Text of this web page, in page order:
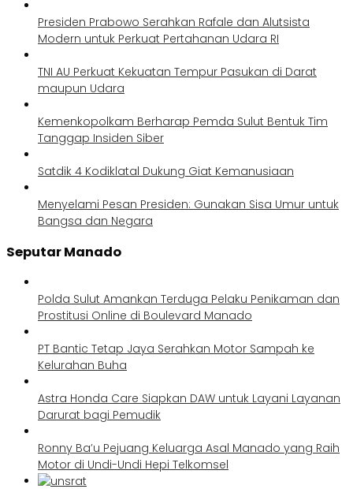
Presiden Prabowo Serahkan Rafale dan Alutsista
Modern untuk Perkuat Pertahanan Udara RI
TNI AU Perkuat Kekuatan Tempur Pasukan di Darat
maupun Udara
Kemenkopolkam Berharap Pemda Sulut Bentuk Tim
Tanggap Insiden Siber
Satdik 4 Kodiklatal Dukung Giat Kemanusiaan
Menyelami Pesan Presiden: Gunakan Sisa Umur untuk
Bangsa dan Negara
Seputar Manado
Polda Sulut Amankan Terduga Pelaku Penikaman dan
Prostitusi Online di Boulevard Manado
PT Bantic Tetap Jaya Serahkan Motor Sampah ke
Kelurahan Buha
Astra Honda Care Siapkan DAW untuk Layani Layanan
Darurat bagi Pemudik
Ronny Ba’u Pejuang Keluarga Asal Manado yang Raih
Motor di Undi-Undi Hepi Telkomsel